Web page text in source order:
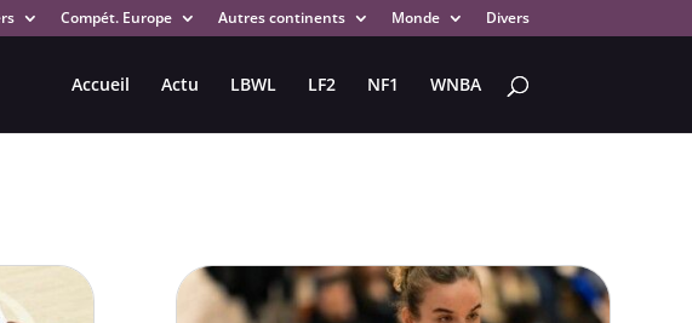
Compét. Europe Autres continents Monde Divers
Accueil Actu LBWL LF2 NF1 WNBA